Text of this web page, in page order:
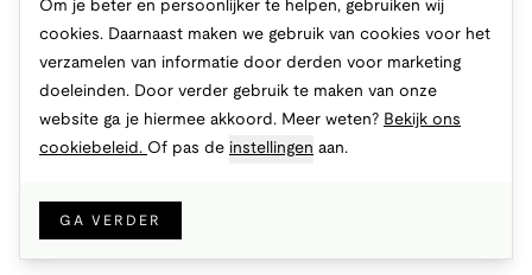
Makkelijk en veilig betalen
Cookies
Om je beter en persoonlijker te helpen, gebruiken wij
cookies. Daarnaast maken we gebruik van cookies voor het
verzamelen van informatie door derden voor marketing
doeleinden. Door verder gebruik te maken van onze
website ga je hiermee akkoord. Meer weten? Bekijk ons
cookiebeleid. Of pas de instellingen aan.
GA VERDER